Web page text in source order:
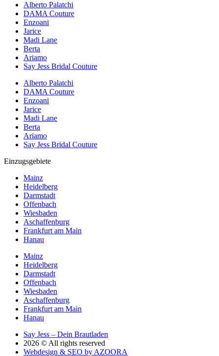
Alberto Palatchi
DAMA Couture
Enzoani
Jarice
Madi Lane
Berta
Ariamo
Say Jess Bridal Couture
Alberto Palatchi
DAMA Couture
Enzoani
Jarice
Madi Lane
Berta
Ariamo
Say Jess Bridal Couture
Einzugsgebiete
Mainz
Heidelberg
Darmstadt
Offenbach
Wiesbaden
Aschaffenburg
Frankfurt am Main
Hanau
Mainz
Heidelberg
Darmstadt
Offenbach
Wiesbaden
Aschaffenburg
Frankfurt am Main
Hanau
Say Jess – Dein Brautladen
2026 © All rights reserved
Webdesign & SEO by AZOORA